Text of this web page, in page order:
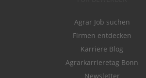
Agrar Job suchen
Firmen entdecken
Karriere Blog
Agrarkarrieretag Bonn
Newsletter